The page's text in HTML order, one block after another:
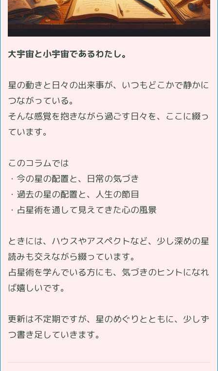
大宇宙と小宇宙であるわたし。
星の動きと日々の出来事が、いつもどこかで静かに
つながっている。
そんな感覚を抱きながら過ごす日々を、ここに綴っ
ています。
このコラムでは
・今の星の配置と、日常の気づき
・過去の星の配置と、人生の節目
・占星術を通して見えてきた心の風景
ときには、ハウスやアスペクトなど、少し深めの星
読みも交えながら綴っています。
占星術を学んでいる方にも、気づきのヒントになれ
ば嬉しいです。
更新は不定期ですが、星のめぐりとともに、少しず
つ書き足していきます。